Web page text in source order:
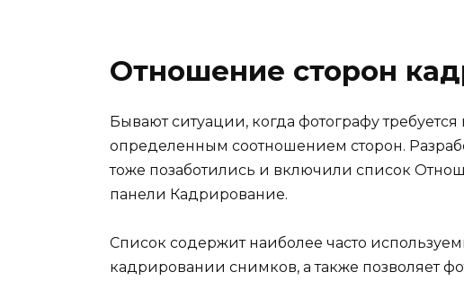
Отношение сторон
Бывают ситуации, когда фотографу
определенным соотношением сторон.
тоже позаботились и включили список
панели Кадрирование.
Список содержит наиболее часто
кадрировании снимков, а также позволяет